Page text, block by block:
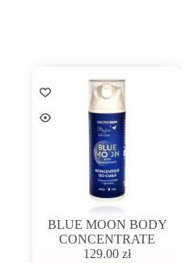
BLUE MOON BODY
CONCENTRATE
129.00zł